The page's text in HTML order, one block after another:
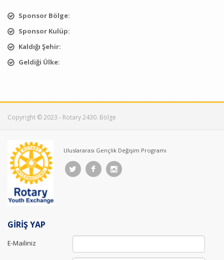
Sponsor Bölge:
Sponsor Kulüp:
Kaldığı Şehir:
Geldiği Ülke:
Copyright © 2023 - Rotary 2430. Bölge
Uluslararası Gençlik Değişim Programı
GİRİŞ YAP
E-Mailiniz